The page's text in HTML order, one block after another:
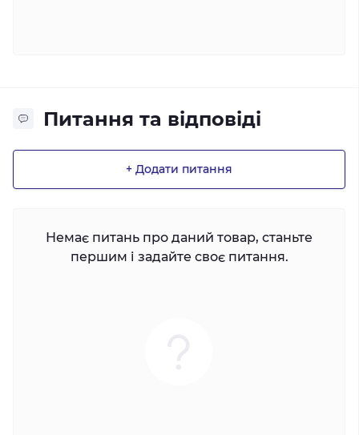
Питання та відповіді
+ Додати питання
Немає питань про даний товар, станьте
першим і задайте своє питання.